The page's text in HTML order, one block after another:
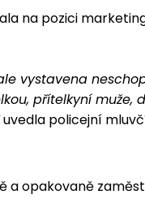
na pozici
vystavena
přítelkyní
uvedla policejní
a opakovaně